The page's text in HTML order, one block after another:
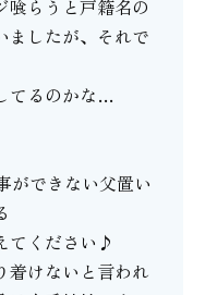
喰らうと戸籍名の
ましたが、それで
てるのかな…
ができない父置い
てください♪
着けないと言われ